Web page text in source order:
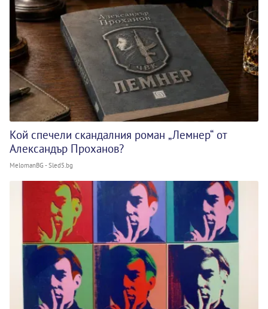
Кой спечели скандалния роман „Лемнер“ от
Александър Проханов?
MelomanBG - Sled5.bg